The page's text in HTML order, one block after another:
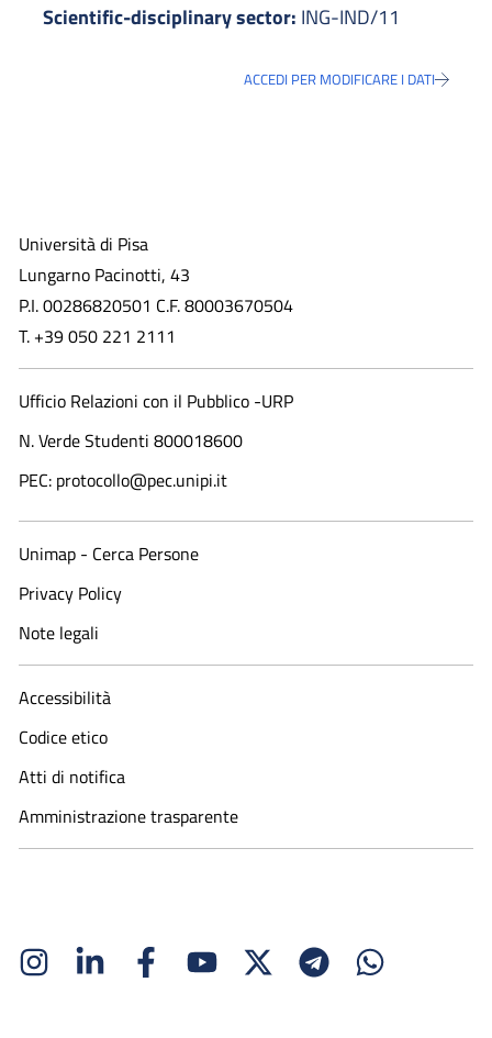
Scientific-disciplinary sector: ING-IND/11
ACCEDI PER MODIFICARE I DATI
Università di Pisa
Lungarno Pacinotti, 43
P.I. 00286820501 C.F. 80003670504
T. +39 050 221 2111
Ufficio Relazioni con il Pubblico -URP
N. Verde Studenti 800018600​
PEC: protocollo@pec.unipi.it
Unimap - Cerca Persone
Privacy Policy
Note legali
Accessibilità
Codice etico
Atti di notifica
Amministrazione trasparente